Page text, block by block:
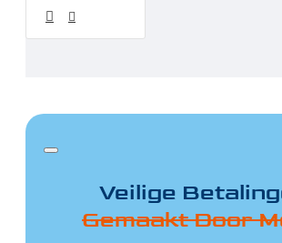
Veilige
Gemaakt Door